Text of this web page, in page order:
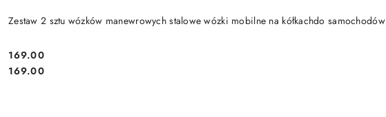
Zestaw 2 sztu wózków manewrowych stalowe wózki mobilne na kółkachdo samochodów
Cena:
169.00
Cena:
169.00